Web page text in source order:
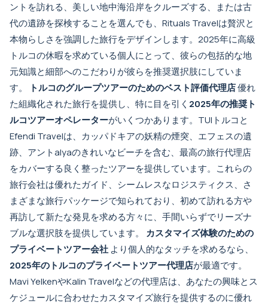
ントを訪れる、美しい地中海沿岸をクルーズする、または古
代の遺跡を探検することを選んでも、Rituals Travelは贅沢と
本物らしさを強調した旅行をデザインします。2025年に高級
トルコの休暇を求めている個人にとって、彼らの包括的な地
元知識と細部へのこだわりが彼らを推奨選択肢にしていま
す。
トルコのグループツアーのためのベスト評価代理店優れ
た組織化された旅行を提供し、特に目を引く 2025年の推奨ト
ルコツアーオペレーターがいくつかあります。TUIトルコと
Efendi Travelは、カッパドキアの妖精の煙突、エフェスの遺
跡、アントalyaのきれいなビーチを含む、最高の旅行代理店
をカバーする良く整ったツアーを提供しています。これらの
旅行会社は優れたガイド、シームレスなロジスティクス、さ
まざまな旅行パッケージで知られており、初めて訪れる方や
再訪して新たな発見を求める方々に、手間いらずでリーズナ
ブルな選択肢を提供しています。 カスタマイズ体験のための
プライベートツアー会社 より個人的なタッチを求めるなら、
2025年のトルコのプライベートツアー代理店が最適です。
Mavi YelkenやKalin Travelなどの代理店は、あなたの興味とス
ケジュールに合わせたカスタマイズ旅行を提供するのに優れ